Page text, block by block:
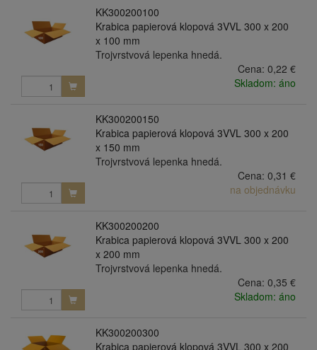
KK300200100
Krabica papierová klopová 3VVL 300 x 200
x 100 mm
Trojvrstvová lepenka hnedá.
Cena: 0,22 €
Skladom: áno
KK300200150
Krabica papierová klopová 3VVL 300 x 200
x 150 mm
Trojvrstvová lepenka hnedá.
Cena: 0,31 €
na objednávku
KK300200200
Krabica papierová klopová 3VVL 300 x 200
x 200 mm
Trojvrstvová lepenka hnedá.
Cena: 0,35 €
Skladom: áno
KK300200300
Krabica papierová klopová 3VVL 300 x 200